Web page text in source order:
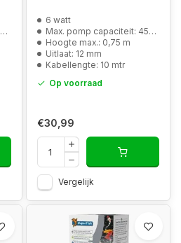
6 watt
Max. pomp capaciteit: 450 l/u
Hoogte max.: 0,75 m
Uitlaat: 12 mm
Kabellengte: 10 mtr
Op voorraad
€30,99
Vergelijk